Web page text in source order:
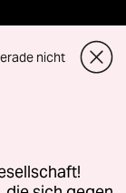
für Genehmigungen
nicht